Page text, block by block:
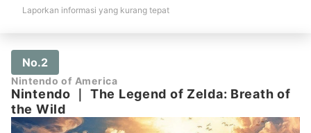
Laporkan informasi yang kurang tepat
No.2
Nintendo of America
Nintendo ｜ The Legend of Zelda: Breath of
the Wild